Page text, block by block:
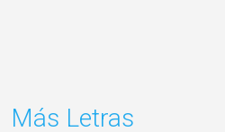
Más Letras